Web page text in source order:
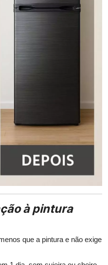
à pintura
que a pintura e não exige